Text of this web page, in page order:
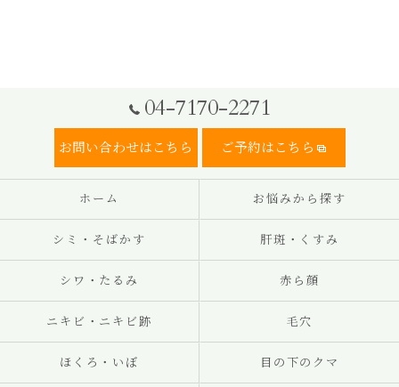
04-7170-2271
お問い合わせはこちら ご予約はこちら
ホーム お悩みから探す
シミ・そばかす 肝斑・くすみ
シワ・たるみ 赤ら顔
ニキビ・ニキビ跡 毛穴
ほくろ・いぼ 目の下のクマ